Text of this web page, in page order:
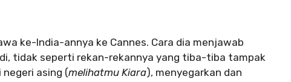
ke-India-annya ke Cannes. Cara dia menjawab
tidak seperti rekan-rekannya yang tiba-tiba tampak
asing (melihatmu Kiara), menyegarkan dan